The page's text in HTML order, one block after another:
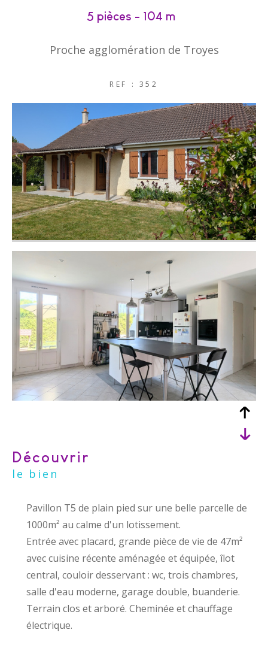
5 pièces - 104 m²
Proche agglomération de Troyes
REF : 352
découvrir
le bien
Pavillon T5 de plain pied sur une belle parcelle de
1000m² au calme d'un lotissement.
Entrée avec placard, grande pièce de vie de 47m²
avec cuisine récente aménagée et équipée, îlot
central, couloir desservant : wc, trois chambres,
salle d'eau moderne, garage double, buanderie.
Terrain clos et arboré. Cheminée et chauffage
électrique.